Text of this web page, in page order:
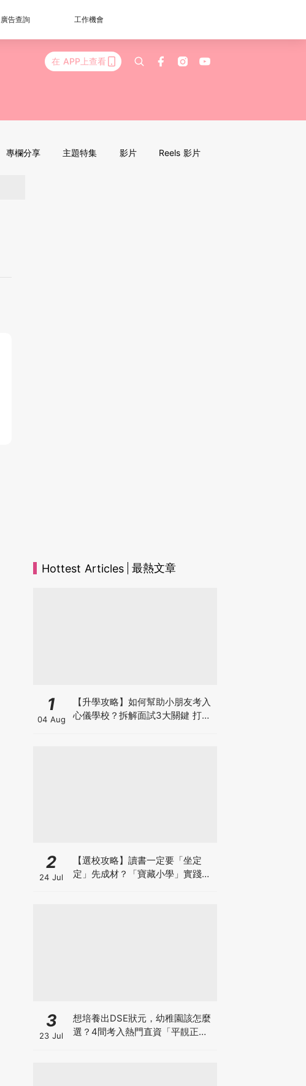
廣告查詢 工作機會
在 APP上查看
專欄分享 主題特集 影片 Reels 影片
Hottest Articles 最熱文章
1
04 Aug
【升學攻略】如何幫助小朋友考入
心儀學校？拆解面試3大關鍵 打好
2
24 Jul
【選校攻略】讀書一定要「坐定
定」先成材？「寶藏小學」實踐動
3
23 Jul
想培養出DSE狀元，幼稚園該怎麼
選？4間考入熱門直資「平靚正」